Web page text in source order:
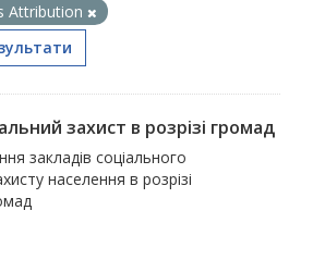
Attribution
захист в розрізі громад
закладів соціального
населення в розрізі